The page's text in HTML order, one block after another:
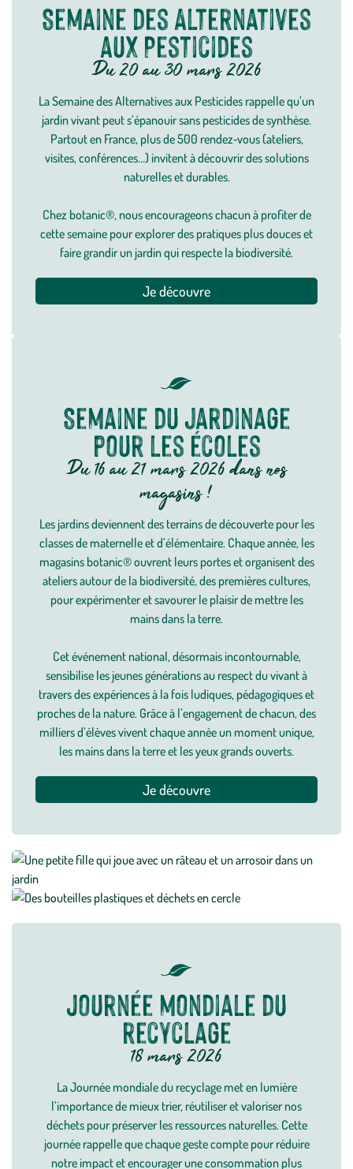
Semaine des Alternatives
aux Pesticides
Du 20 au 30 mars 2026
La Semaine des Alternatives aux Pesticides rappelle qu’un
jardin vivant peut s’épanouir sans pesticides de synthèse.
Partout en France, plus de 500 rendez‑vous (ateliers,
visites, conférences...) invitent à découvrir des solutions
naturelles et durables.
Chez botanic®, nous encourageons chacun à profiter de
cette semaine pour explorer des pratiques plus douces et
faire grandir un jardin qui respecte la biodiversité.
Je découvre
Semaine du jardinage
pour les écoles
Du 16 au 21 mars 2026 dans nos
magasins !
Les jardins deviennent des terrains de découverte pour les
classes de maternelle et d’élémentaire. Chaque année, les
magasins botanic® ouvrent leurs portes et organisent des
ateliers autour de la biodiversité, des premières cultures,
pour expérimenter et savourer le plaisir de mettre les
mains dans la terre.
Cet événement national, désormais incontournable,
sensibilise les jeunes générations au respect du vivant à
travers des expériences à la fois ludiques, pédagogiques et
proches de la nature. Grâce à l’engagement de chacun, des
milliers d’élèves vivent chaque année un moment unique,
les mains dans la terre et les yeux grands ouverts.
Je découvre
Journée mondiale du
recyclage
18 mars 2026
La Journée mondiale du recyclage met en lumière
l’importance de mieux trier, réutiliser et valoriser nos
déchets pour préserver les ressources naturelles. Cette
journée rappelle que chaque geste compte pour réduire
notre impact et encourager une consommation plus